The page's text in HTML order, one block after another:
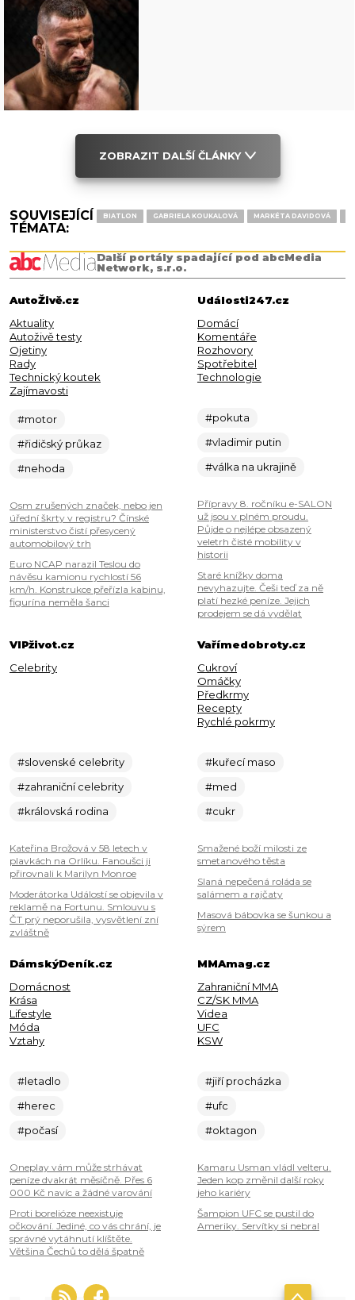
ZOBRAZIT DALŠÍ ČLÁNKY
SOUVISEJÍCÍ
TÉMATA:
BIATLON GABRIELA KOUKALOVÁ MARKÉTA DAVIDOVÁ
Další portály spadající pod abcMedia
Network, s.r.o.
AutoŽivě.cz
Aktuality
Autoživě testy
Ojetiny
Rady
Technický koutek
Zajímavosti
#motor
#řidičský průkaz
#nehoda
Osm zrušených značek, nebo jen
úřední škrty v registru? Čínské
ministerstvo čistí přesycený
automobilový trh
Euro NCAP narazil Teslou do
návěsu kamionu rychlostí 56
km/h. Konstrukce přeřízla kabinu,
figurína neměla šanci
Události247.cz
Domácí
Komentáře
Rozhovory
Spotřebitel
Technologie
#pokuta
#vladimir putin
#válka na ukrajině
Přípravy 8. ročníku e-SALON
už jsou v plném proudu.
Půjde o nejlépe obsazený
veletrh čisté mobility v
historii
Staré knížky doma
nevyhazujte. Češi teď za ně
platí hezké peníze. Jejich
prodejem se dá vydělat
VIPživot.cz
Celebrity
#slovenské celebrity
#zahraniční celebrity
#královská rodina
Kateřina Brožová v 58 letech v
plavkách na Orlíku. Fanoušci ji
přirovnali k Marilyn Monroe
Moderátorka Událostí se objevila v
reklamě na Fortunu. Smlouvu s
ČT prý neporušila, vysvětlení zní
zvláštně
Vařímedobroty.cz
Cukroví
Omáčky
Předkrmy
Recepty
Rychlé pokrmy
#kuřecí maso
#med
#cukr
Smažené boží milosti ze
smetanového těsta
Slaná nepečená roláda se
salámem a rajčaty
Masová bábovka se šunkou a
sýrem
DámskýDeník.cz
Domácnost
Krása
Lifestyle
Móda
Vztahy
#letadlo
#herec
#počasí
Oneplay vám může strhávat
peníze dvakrát měsíčně. Přes 6
000 Kč navíc a žádné varování
Proti borelióze neexistuje
očkování. Jediné, co vás chrání, je
správné vytáhnutí klíštěte.
Většina Čechů to dělá špatně
MMAmag.cz
Zahraniční MMA
CZ/SK MMA
Videa
UFC
KSW
#jiří procházka
#ufc
#oktagon
Kamaru Usman vládl velteru.
Jeden kop změnil další roky
jeho kariéry
Šampion UFC se pustil do
Ameriky. Servítky si nebral